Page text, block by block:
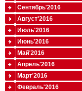
Сентябрь'2016
Август'2016
Июль'2016
Июнь'2016
Май'2016
Апрель'2016
Март'2016
Февраль'2016